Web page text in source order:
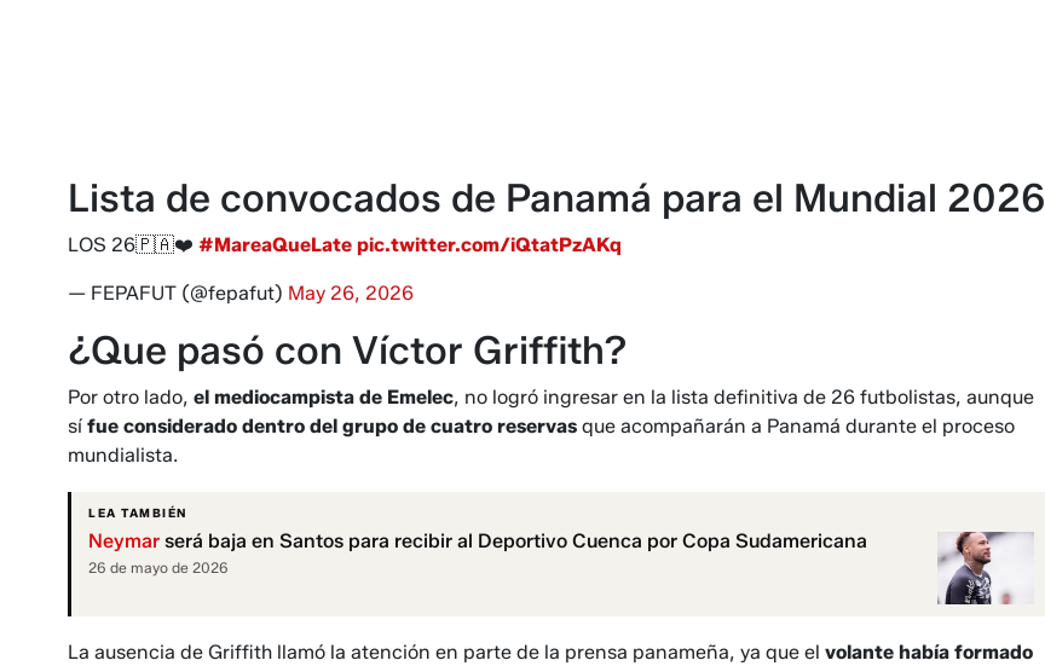
Lista de convocados de Panamá para el Mundial 2026
LOS 26🇵🇦❤️ #MareaQueLate pic.twitter.com/iQtatPzAKq
— FEPAFUT (@fepafut) May 26, 2026
¿Que pasó con Víctor Griffith?
Por otro lado, el mediocampista de Emelec, no logró ingresar en la lista definitiva de 26 futbolistas, aunque
sí fue considerado dentro del grupo de cuatro reservas que acompañarán a Panamá durante el proceso
mundialista.
LEA TAMBIÉN
Neymar será baja en Santos para recibir al Deportivo Cuenca por Copa Sudamericana
26 de mayo de 2026
La ausencia de Griffith llamó la atención en parte de la prensa panameña, ya que el volante había formado